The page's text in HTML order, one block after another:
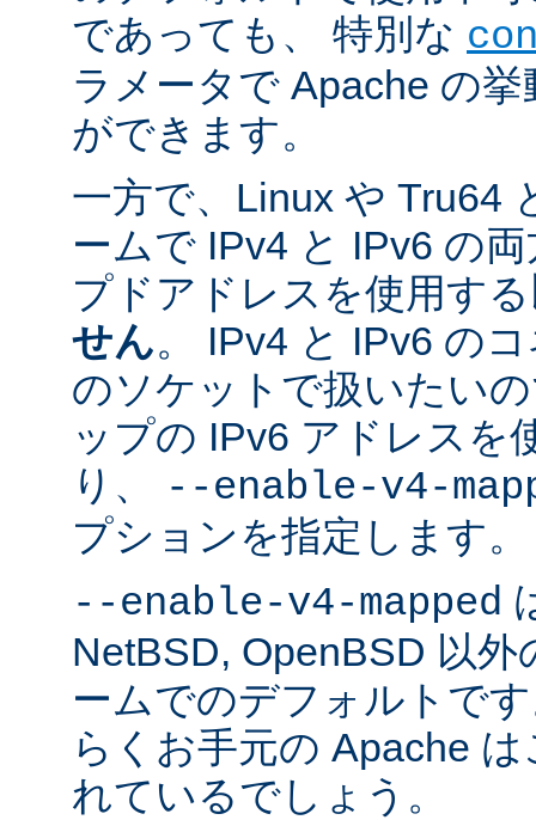
であっても、 特別な
ラメータで Apache の
ができます。
一方で、Linux や Tru64
ームで IPv4 と IPv6 の
プドアドレスを使用する
せん。 IPv4 と IPv6 の
のソケットで扱いたい
ップの IPv6 アドレスを
り、
--enable-v4-
プションを指定します。
--enable-v4-mapped
NetBSD, OpenBSD 以
ームでのデフォルトで
らくお手元の Apache
れているでしょう。